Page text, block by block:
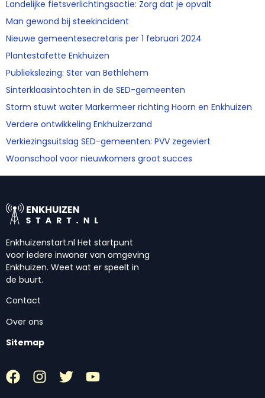
Landelijke fietsverlichtingsactie: Zorg dat je opvalt
Man gewond bij steekincident
Nieuwe gemeentesecretaris per 1 februari 2024
Plantestafette Enkhuizen
Publiekslezing: Ster van Bethlehem
Sinterklaasintochten in de SED-gemeenten
Storm stuwt water Markermeer richting Hoorn en Enkhuizen
Verdere ontwikkeling Enkhuizerzand
Verkiezingsuitslag SED-gemeenten: PVV zegeviert
Woonschool voor nieuwkomers groot succes
Enkhuizenstart.nl Het startpunt
voor iedere inwoner van omgeving
Enkhuizen. Weet wat er speelt in
de buurt.
Contact
Over ons
Sitemap